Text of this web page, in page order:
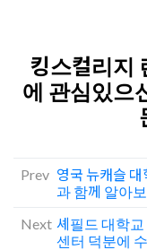
킹스컬리지
에 관심있으
Prev 영국 뉴캐슬
과 함께 알아
Next 셰필드 대학
센터 덕분에